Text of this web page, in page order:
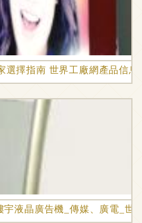
選擇指南 世界工廠網產品信息
液晶廣告機_傳媒、廣電_世